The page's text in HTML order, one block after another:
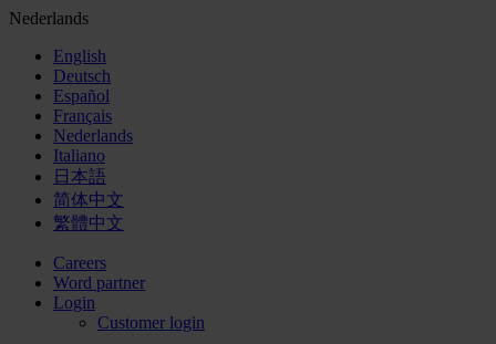
Nederlands
English
Deutsch
Español
Français
Nederlands
Italiano
日本語
简体中文
繁體中文
Careers
Word partner
Login
Customer login